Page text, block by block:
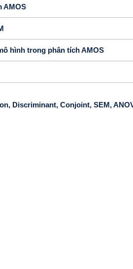
AMOS
hình trong phân tích AMOS
Discriminant, Conjoint, SEM,